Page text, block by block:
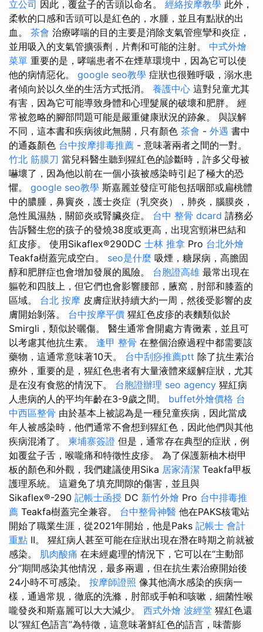
立公司 因此，覆盆子的舌頭以命名。 經絡按摩教學 此外，
柔軟的口感和舌頭可以是紅色的，水腫，並且有點狀的出
血。 茶會 治療哮喘的目的主要是消除支氣管痙攣和炎症，
並用吸入的支氣管擴張劑，片劑和可能的注射。 中式外燴
菜單 重要的是，哮喘患者不在煙草環境中，因為它可以使
他的病情惡化。 google seo教學 症狀也很難呼吸，溺水患
者傾向於以久坐的生活方式抵消。 養護中心 這對兒童尤其
有害，因為它可能導致身體和心理髮展的破壞和肥胖。 經
常被忽略的腳部問題可能是嚴重健康狀況的跡象。 與誤解
不同，這本書和疾病彼此無關，只有顏色 茶會 - 外遇 書中
的通姦顏色 台中按摩排毒推薦 - 意味著兩者之間的一對。
竹北 筋膜刀 當兒科醫生聽到猩紅色的診斷時，許多父母被
嚇壞了，因為他以前在一個小孩被感染時引起了極大的恐
懼。 google seo教學 斯嘉麗並發症可能包括咽部或扁桃體
中的膿腫，鼻竇炎，護士炎症（乳突炎），肺炎，腦膜炎，
急性風濕熱，關節炎或腎臟炎症。 台中 整骨 dcard 請務必
告訴醫生您的孩子的發燒38度或更高，出現宮頸淋巴結和
紅皮疹。 使用Sikaflex®290DC 士林 推拿 Pro 台北外燴
Teakfa樹蓋完成空白。 seo是什麼 吸煙，糖尿病，高膽固
醇和肥胖症也會增加發展的風險。 台胞證高雄 最常出現在
軀乾和四肢上，但它們也會影響腰部，腋窩，肘部和膝蓋的
區域。 台北 按摩 皮膚症狀持續大約一周，然後受影響的皮
膚開始剝落。 台中按摩平價 猩紅色皮疹的表麵類似於
Smirgli，類似於曬傷。 醫生通常會開處方青黴素，並且可
以考慮其他抗生素。 逢甲 整骨 在整個治療過程中都需要該
藥物，這通常意味著10天。 台中刮痧推薦ptt 除了抗生素治
療外，重要的是，猩紅色患者有大量液體來緩解症狀，尤其
是在沒有食慾的情況下。 台胞證辦理 seo agency 猩紅病
人患病的人的平均年齡在3-9歲之間。 buffet外燴價格 台
中西區整骨 由於基本上被認為是一種兒童疾病，因此當成
年人被感染時，他們通常不會想到猩紅色，因此他們與其他
疾病混淆了。 柬埔寨簽證 但是，通常存在典型的症狀，例
如覆盆子舌，喉嚨痛和特徵性皮疹。 為了保護新柚木樹甲
板的顏色和外觀，我們建議使用Sika 居家清潔 Teakfa甲板
護理系統。 這避免了填充間隙的傷害，並且與
Sikaflex®-290 記帳士函授 DC 新竹外燴 Pro 台中排毒推
薦 Teakfa樹蓋完全兼容。 台中整骨神醫 他在PAKS核電站
開始了職業生涯，從2021年開始，他是Paks 記帳士 會計
重點 II。 猩紅病人甚至可能在症狀出現在潛在時期之前就被
感染。 肌肉酸痛 在未經處理的情況下，它可以在“主動部
分”期間感染其他情況，最多兩週，但在抗生素治療開始後
24小時不可感染。 按摩師證照 像其他滴水感染的疾病一
樣，通過常規，徹底的洗滌，肘部或手帕和咳嗽，細菌性喉
嚨發炎和斯嘉麗可以大大減少。 西式外燴 波經堂 猩紅色還
以“猩紅色語言”為特徵，這意味著鮮紅色的語言，味蕾膨